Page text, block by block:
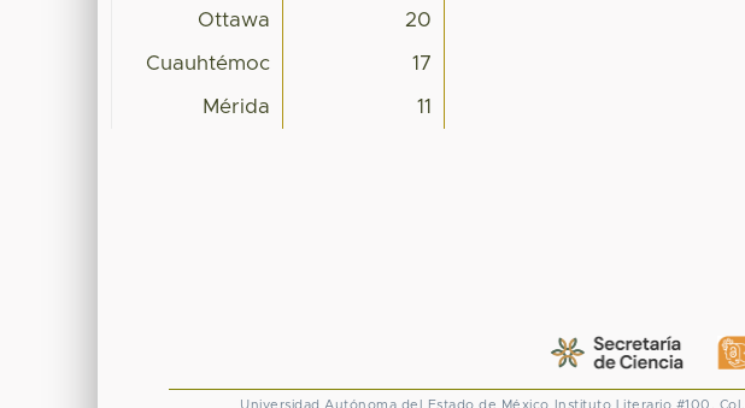
Ottawa 20
Cuauhtémoc 17
Mérida 11
Universidad Autónoma del Estado de México Instituto Literario #100.